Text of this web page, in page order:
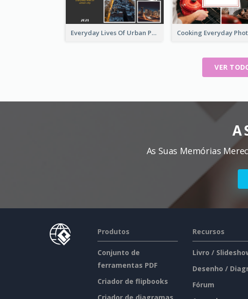
Everyday Lives Of Urban Photo Book
VER
A
As Suas Memórias
Produtos
Conjunto de
ferramentas PDF
Criador de flipbooks
Recursos
Livro /
Desenho /
Fórum